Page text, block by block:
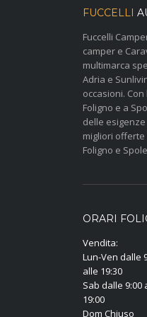
FUCCELLI
Fuccelli
camper e
multimarca
Adria e
occasioni.
Foligno e a
delle
migliori offerte
Foligno e
ORARI
Vendita:
Lun-Ven dalle
alle 19:30
Sab dalle 9:00
19:00
Dom Chiuso